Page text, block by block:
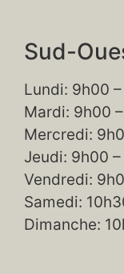
Sud-
Lundi: 9h00
Mardi: 9h00
Mercredi:
Jeudi: 9h00
Vendredi:
Samedi:
Dimanche: